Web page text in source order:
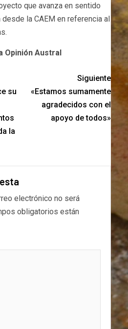
que avanza en sentido
desde la CAEM en referencia al
Opinión Austral
su
la
Siguiente
«Estamos sumamente
agradecidos con el
apoyo de todos»
electrónico no será
obligatorios están